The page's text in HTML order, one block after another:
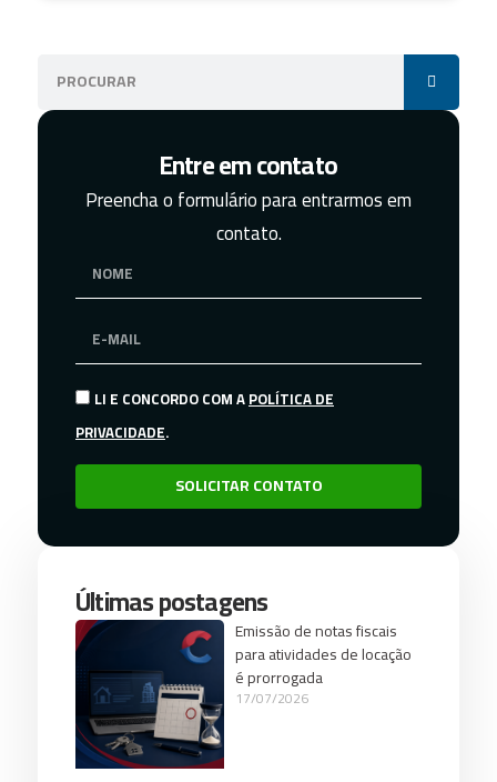
Entre em contato
Preencha o formulário para entrarmos em
contato.
LI E CONCORDO COM APOLÍTICA DE
PRIVACIDADE.
SOLICITAR CONTATO
Últimas postagens
Emissão de notas fiscais
para atividades de locação
é prorrogada
17/07/2026